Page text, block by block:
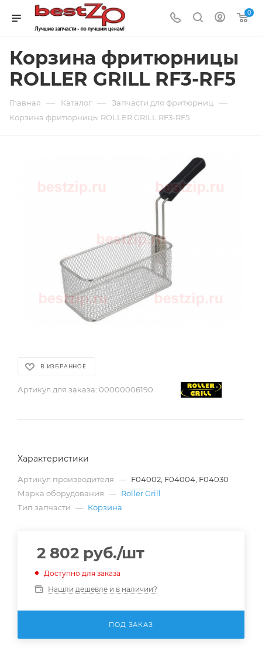
0
Корзина фритюрницы
ROLLER GRILL RF3-RF5
Главная — Каталог — Запчасти для фритюрниц —
Корзина фритюрницы ROLLER GRILL RF3-RF5
В ИЗБРАННОЕ
Артикул для заказа: 00000006190
Характеристики
Артикул производителя — F04002, F04004, F04030
Марка оборудования — Roller Grill
Тип запчасти — Корзина
2 802 руб./шт
Доступно для заказа
Нашли дешевле и в наличии?
ПОД ЗАКАЗ